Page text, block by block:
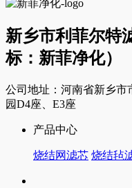
新乡市利菲尔特
标：新菲净化）
公司地址：河南省新乡市
园D4座、E3座
产品中心
烧结网滤芯 烧结毡